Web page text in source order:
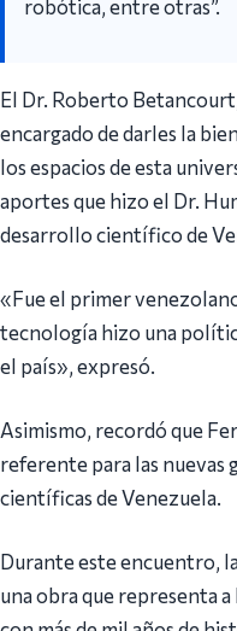
robótica, entre otras”.
El Dr. Roberto
encargado de darles la
los espacios de esta
aportes que hizo el Dr.
desarrollo científico de
«Fue el primer
tecnología hizo una
el país», expresó.
Asimismo, recordó que
referente para las nuevas
científicas de Venezuela.
Durante este encuentro,
una obra que representa